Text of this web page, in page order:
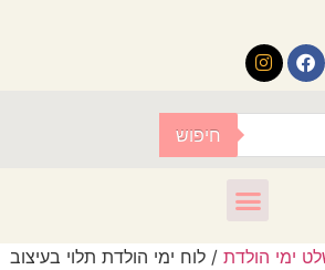
חיפוש
ימי הולדת / לוח ימי הולדת תלוי בעיצוב